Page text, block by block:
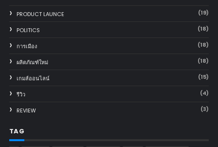
PRODUCT LAUNCE (19)
POLITICS (18)
การเมือง (18)
ผลิตภัณฑ์ใหม่ (18)
เกมส์ออนไลน์ (15)
รีวิว (4)
REVIEW (3)
TAG